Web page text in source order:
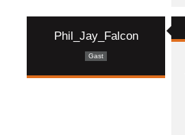
Phil_Jay_Falcon
Gast